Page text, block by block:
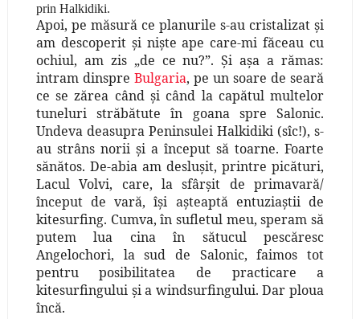
prin Halkidiki.
Apoi, pe măsură ce planurile s-au cristalizat şi
am descoperit şi nişte ape care-mi făceau cu
ochiul, am zis „de ce nu?”. Şi aşa a rămas:
intram dinspre Bulgaria, pe un soare de seară
ce se zărea când şi când la capătul multelor
tuneluri străbătute în goana spre Salonic.
Undeva deasupra Peninsulei Halkidiki (sîc!), s-
au strâns norii şi a început să toarne. Foarte
sănătos. De-abia am desluşit, printre picături,
Lacul Volvi, care, la sfârşit de primavară/
început de vară, îşi aşteaptă entuziaştii de
kitesurfing. Cumva, în sufletul meu, speram să
putem lua cina în sătucul pescăresc
Angelochori, la sud de Salonic, faimos tot
pentru posibilitatea de practicare a
kitesurfingului şi a windsurfingului. Dar ploua
încă.